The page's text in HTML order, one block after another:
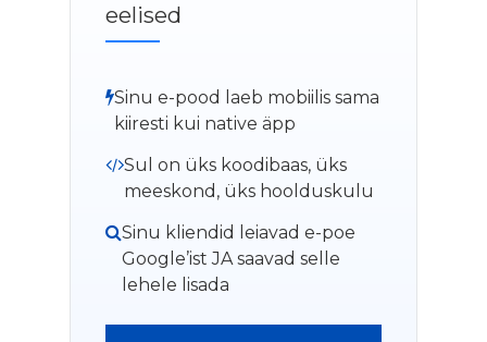
eelised
Sinu e-pood laeb mobiilis sama
kiiresti kui native äpp
Sul on üks koodibaas, üks
meeskond, üks hoolduskulu
Sinu kliendid leiavad e-poe
Google’ist JA saavad selle
lehele lisada